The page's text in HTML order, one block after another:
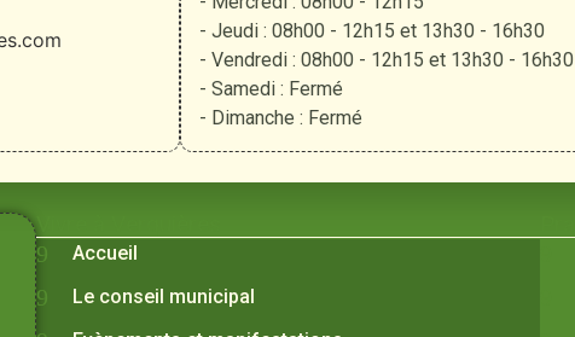
- Jeudi : 08h00 - 12h15 et 13h30 - 16h30
- Vendredi : 08h00 - 12h15 et 13h30 - 16h30
- Samedi : Fermé
- Dimanche : Fermé
Vivre à Verquières
Accueil
Le conseil municipal